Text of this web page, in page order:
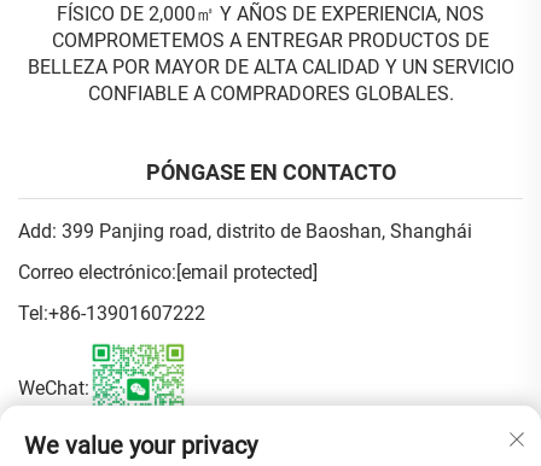
FÍSICO DE 2,000㎡ Y AÑOS DE EXPERIENCIA, NOS
COMPROMETEMOS A ENTREGAR PRODUCTOS DE
BELLEZA POR MAYOR DE ALTA CALIDAD Y UN SERVICIO
CONFIABLE A COMPRADORES GLOBALES.
PÓNGASE EN CONTACTO
Add: 399 Panjing road, distrito de Baoshan, Shanghái
Correo electrónico:[email protected]
Tel:+86-13901607222
WeChat:
We value your privacy